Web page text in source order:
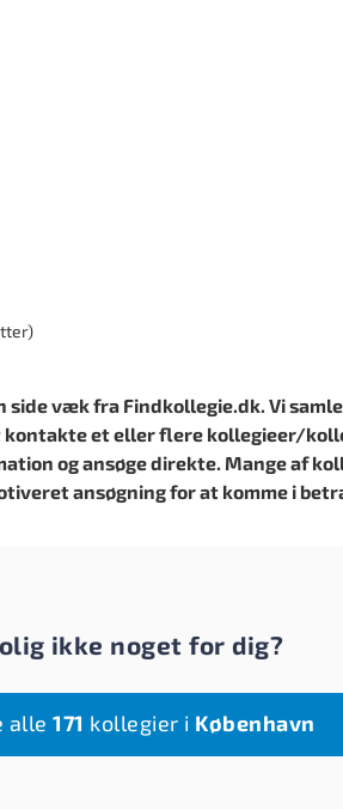
side væk fra Findkollegie.dk. Vi
kontakte et eller flere kollegieer/
og ansøge direkte. Mange af
ansøgning for at komme i
ikke noget for dig?
alle171 kollegier i København